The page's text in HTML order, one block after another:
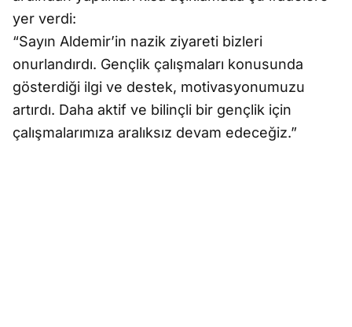
yer verdi:
“Sayın Aldemir’in nazik ziyareti bizleri
onurlandırdı. Gençlik çalışmaları konusunda
gösterdiği ilgi ve destek, motivasyonumuzu
artırdı. Daha aktif ve bilinçli bir gençlik için
çalışmalarımıza aralıksız devam edeceğiz.”